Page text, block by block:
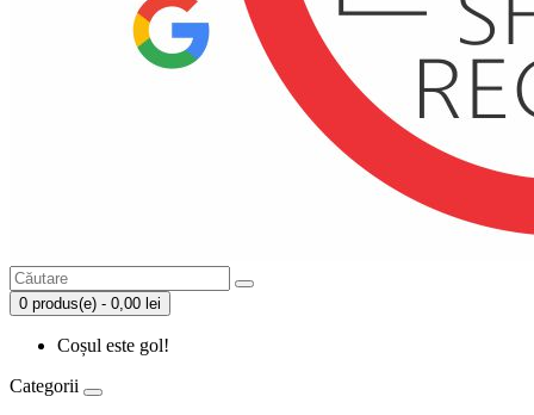
0 produs(e) - 0,00 lei
Coșul este gol!
Categorii